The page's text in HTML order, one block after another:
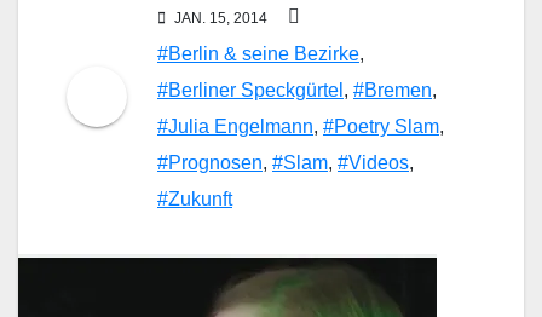
JAN. 15, 2014
#Berlin & seine Bezirke,
#Berliner Speckgürtel , #Bremen,
#Julia Engelmann, #Poetry Slam,
#Prognosen, #Slam, #Videos,
#Zukunft